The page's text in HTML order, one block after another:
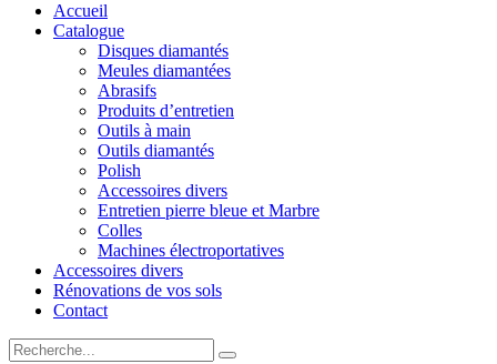
Accueil
Catalogue
Disques diamantés
Meules diamantées
Abrasifs
Produits d’entretien
Outils à main
Outils diamantés
Polish
Accessoires divers
Entretien pierre bleue et Marbre
Colles
Machines électroportatives
Accessoires divers
Rénovations de vos sols
Contact